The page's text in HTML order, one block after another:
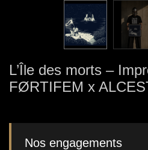
L’Île des morts –
FØRTIFEM x
Nos engagements